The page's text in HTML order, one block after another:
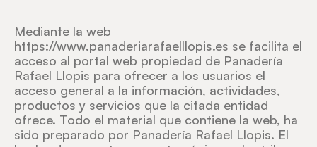
Mediante la web
https://www.panaderiarafaelllopis.es se facilita el
acceso al portal web propiedad de Panadería
Rafael Llopis para ofrecer a los usuarios el
acceso general a la información, actividades,
productos y servicios que la citada entidad
ofrece. Todo el material que contiene la web, ha
sido preparado por Panadería Rafael Llopis. El